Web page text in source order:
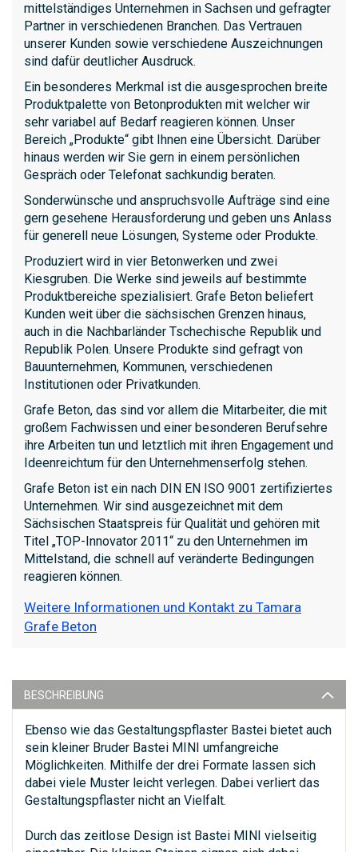
mittelständiges Unternehmen in Sachsen und gefragter
Partner in verschiedenen Branchen. Das Vertrauen
unserer Kunden sowie verschiedene Auszeichnungen
sind dafür deutlicher Ausdruck.
Ein besonderes Merkmal ist die ausgesprochen breite
Produktpalette von Betonprodukten mit welcher wir
sehr variabel auf Bedarf reagieren können. Unser
Bereich „Produkte“ gibt Ihnen eine Übersicht. Darüber
hinaus werden wir Sie gern in einem persönlichen
Gespräch oder Telefonat sachkundig beraten.
Sonderwünsche und anspruchsvolle Aufträge sind eine
gern gesehene Herausforderung und geben uns Anlass
für generell neue Lösungen, Systeme oder Produkte.
Produziert wird in vier Betonwerken und zwei
Kiesgruben. Die Werke sind jeweils auf bestimmte
Produktbereiche spezialisiert. Grafe Beton beliefert
Kunden weit über die sächsischen Grenzen hinaus,
auch in die Nachbarländer Tschechische Republik und
Republik Polen. Unsere Produkte sind gefragt von
Bauunternehmen, Kommunen, verschiedenen
Institutionen oder Privatkunden.
Grafe Beton, das sind vor allem die Mitarbeiter, die mit
großem Fachwissen und einer besonderen Berufsehre
ihre Arbeiten tun und letztlich mit ihren Engagement und
Ideenreichtum für den Unternehmenserfolg stehen.
Grafe Beton ist ein nach DIN EN ISO 9001 zertifiziertes
Unternehmen. Wir sind ausgezeichnet mit dem
Sächsischen Staatspreis für Qualität und gehören mit
Titel „TOP-Innovator 2011“ zu den Unternehmen im
Mittelstand, die schnell auf veränderte Bedingungen
reagieren können.
Weitere Informationen und Kontakt zu Tamara
Grafe Beton
BESCHREIBUNG
Ebenso wie das Gestaltungspflaster Bastei bietet auch
sein kleiner Bruder Bastei MINI umfangreiche
Möglichkeiten. Mithilfe der drei Formate lassen sich
dabei viele Muster leicht verlegen. Dabei verliert das
Gestaltungspflaster nicht an Vielfalt.
Durch das zeitlose Design ist Bastei MINI vielseitig